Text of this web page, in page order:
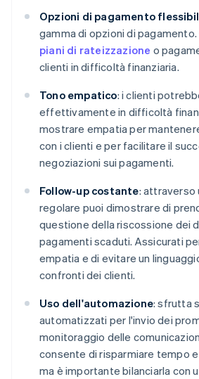
Opzioni di pagamento
gamma di opzioni di
piani di rateizzazione o
clienti in difficoltà finanziaria.
Tono empatico: i clienti
effettivamente in difficoltà
mostrare empatia per
con i clienti e per facilitare il
negoziazioni sui pagamenti.
Follow-up costante: attraverso
regolare puoi dimostrare di
questione della riscossione dei
pagamenti scaduti. Assicurati
empatia e di evitare un
confronti dei clienti.
Uso dell'automazione: sfrutta
automatizzati per l'invio dei
monitoraggio delle
consente di risparmiare tempo
ma è importante bilanciarla con